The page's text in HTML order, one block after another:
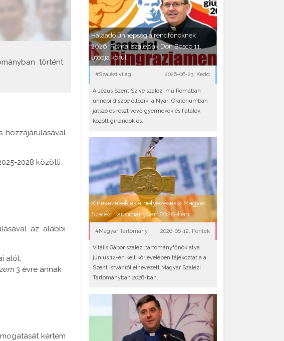
történt
hozzájárulásával
2028 közötti
az alábbi
alól;
3 évre annak
kértem
Hálaadó ünnepség a rendfőnöknek
2026: Római szaléziak Don Bosco 11.
utódja körül
#Szalézi világ 2026-06-23, Kedd
A Jézus Szent Szíve szalézi mű Rómában
ünnepi díszbe öltözik: a Nyári Oratóriumban
játszó és részt vevő gyermekek és fiatalok
között girlandok és..
Kinevezések és áthelyezések a Magyar
Szalézi Tartományban 2026-ban
#Magyar Tartomány 2026-06-12, Péntek
Vitális Gábor szalézi tartományfőnök atya
június 12-én kelt körlevelében tájékoztat a a
Szent Istvánról elnevezett Magyar Szalézi
Tartományban 2026-ban..